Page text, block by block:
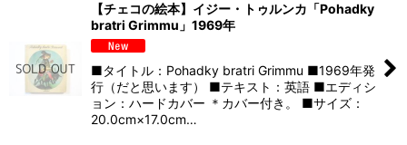
【チェコの絵本】イジー・トゥルンカ「Pohadky
bratri Grimmu」1969年
■タイトル：Pohadky bratri Grimmu ■1969年発
行（だと思います） ■テキスト：英語 ■エディシ
ョン：ハードカバー ＊カバー付き。 ■サイズ：
20.0cm×17.0cm…